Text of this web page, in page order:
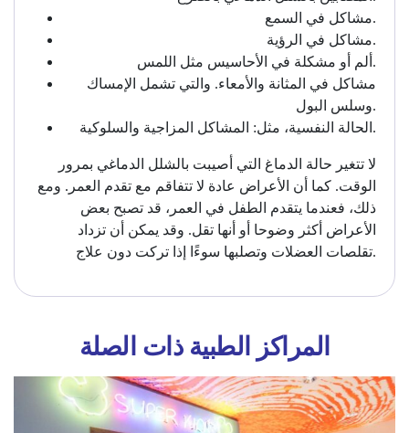
مشاكل في السمع.
مشاكل في الرؤية.
ألم أو مشكلة في الأحاسيس مثل اللمس.
مشاكل في المثانة والأمعاء. والتي تشمل الإمساك
وسلس البول.
الحالة النفسية، مثل: المشاكل المزاجية والسلوكية.
لا تتغير حالة الدماغ التي أصيبت بالشلل الدماغي بمرور
الوقت. كما أن الأعراض عادة لا تتفاقم مع تقدم العمر. ومع
ذلك، فعندما يتقدم الطفل في العمر، قد تصبح بعض
الأعراض أكثر وضوحا أو أنها تقل. وقد يمكن أن تزداد
تقلصات العضلات وتصلبها سوءًا إذا تركت دون علاج.
المراكز الطبية ذات الصلة